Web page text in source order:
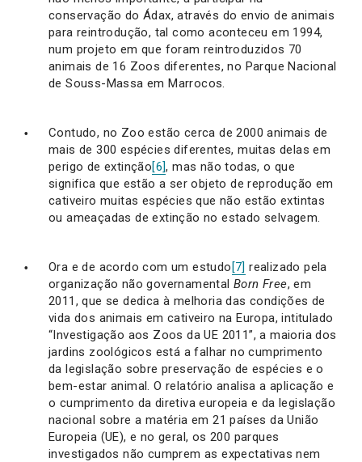
conservação do Ádax, através do envio de animais
para reintrodução, tal como aconteceu em 1994,
num projeto em que foram reintroduzidos 70
animais de 16 Zoos diferentes, no Parque Nacional
de Souss-Massa em Marrocos.
Contudo, no Zoo estão cerca de 2000 animais de
mais de 300 espécies diferentes, muitas delas em
perigo de extinção[6], mas não todas, o que
significa que estão a ser objeto de reprodução em
cativeiro muitas espécies que não estão extintas
ou ameaçadas de extinção no estado selvagem.
Ora e de acordo com um estudo [7] realizado pela
organização não governamental Born Free, em
2011, que se dedica à melhoria das condições de
vida dos animais em cativeiro na Europa, intitulado
“Investigação aos Zoos da UE 2011”, a maioria dos
jardins zoológicos está a falhar no cumprimento
da legislação sobre preservação de espécies e o
bem-estar animal. O relatório analisa a aplicação e
o cumprimento da diretiva europeia e da legislação
nacional sobre a matéria em 21 países da União
Europeia (UE), e no geral, os 200 parques
investigados não cumprem as expectativas nem